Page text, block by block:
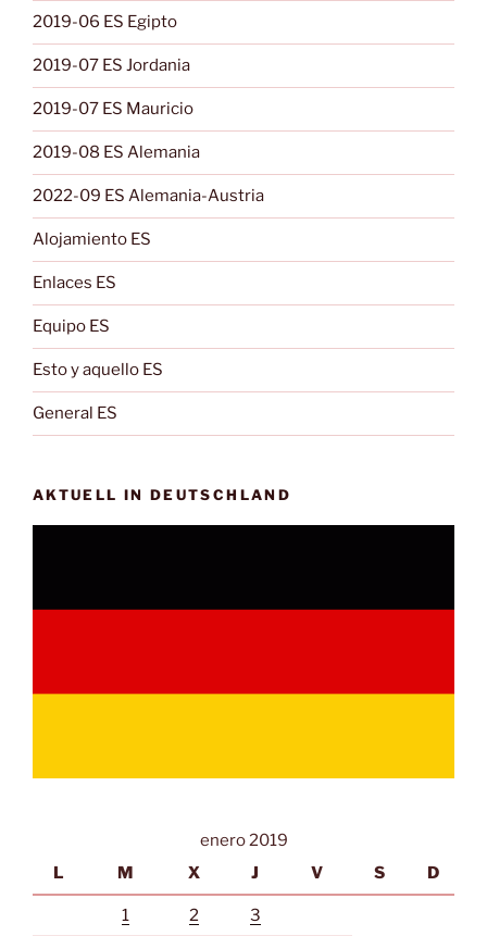
2019-06 ES Egipto
2019-07 ES Jordania
2019-07 ES Mauricio
2019-08 ES Alemania
2022-09 ES Alemania-Austria
Alojamiento ES
Enlaces ES
Equipo ES
Esto y aquello ES
General ES
AKTUELL IN DEUTSCHLAND
enero 2019
L
M X J V S D
1 2 3